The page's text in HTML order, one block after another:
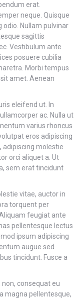
erat.
neque. Quisque
odio. Nullam pulvinar
sagittis
Vestibulum ante
posuere cubilia
Morbi tempus
amet. Aenean
eleifend ut. In
ac. Nulla ut
varius rhoncus
eros adipiscing
adipiscing molestie
orci aliquet a. Ut
sem erat tincidunt
vitae, auctor in
torquent per
feugiat ante
pellentesque lectus
ipsum adipiscing
augue sed
tincidunt. Fusce a
consequat eu
magna pellentesque,